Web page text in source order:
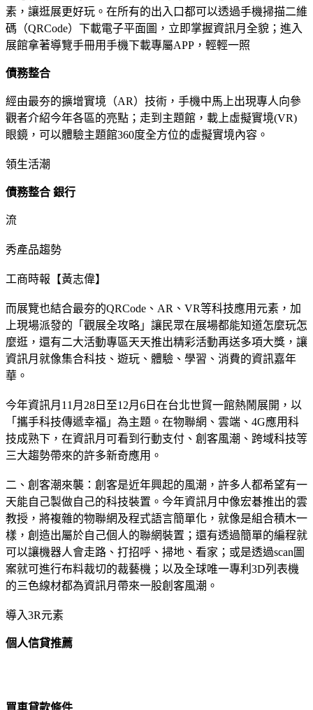
素，讓逛展更好玩。在所有的出入口都可以透過手機掃描二維
碼（QRCode）下載電子平面圖，立即掌握資訊月全貌；進入
展館拿著導覽手冊用手機下載專屬APP，輕輕一照
債務整合
經由最夯的擴增實境（AR）技術，手機中馬上出現專人向參
觀者介紹今年各區的亮點；走到主題館，載上虛擬實境(VR)
眼鏡，可以體驗主題館360度全方位的虛擬實境內容。
領生活潮
債務整合 銀行
流
秀產品趨勢
工商時報【黃志偉】
而展覽也結合最夯的QRCode、AR、VR等科技應用元素，加
上現場派發的「觀展全攻略」讓民眾在展場都能知道怎麼玩怎
麼逛，還有二大活動專區天天推出精彩活動再送多項大獎，讓
資訊月就像集合科技、遊玩、體驗、學習、消費的資訊嘉年
華。
今年資訊月11月28日至12月6日在台北世貿一館熱鬧展開，以
「攜手科技傳遞幸福」為主題。在物聯網、雲端、4G應用科
技成熟下，在資訊月可看到行動支付、創客風潮、跨域科技等
三大趨勢帶來的許多新奇應用。
二、創客潮來襲：創客是近年興起的風潮，許多人都希望有一
天能自己製做自己的科技裝置。今年資訊月中像宏碁推出的雲
教授，將複雜的物聯網及程式語言簡單化，就像是組合積木一
樣，創造出屬於自己個人的聯網裝置；還有透過簡單的編程就
可以讓機器人會走路、打招呼、掃地、看家；或是透過scan圖
案就可進行布料裁切的裁藝機；以及全球唯一專利3D列表機
的三色線材都為資訊月帶來一股創客風潮。
導入3R元素
個人信貸推薦
買車貸款條件